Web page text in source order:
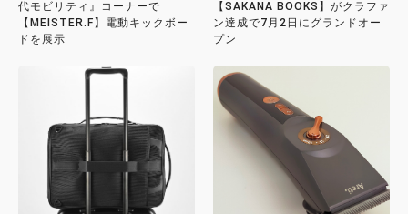
代モビリティ』コーナーで
【MEISTER.F】電動キックボー
ドを展示
【SAKANA BOOKS】がクラファ
ン達成で7月2日にグランドオー
プン